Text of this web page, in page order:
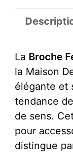
La Broche
la Maison
élégante et
tendance
de sens.
pour
distingue